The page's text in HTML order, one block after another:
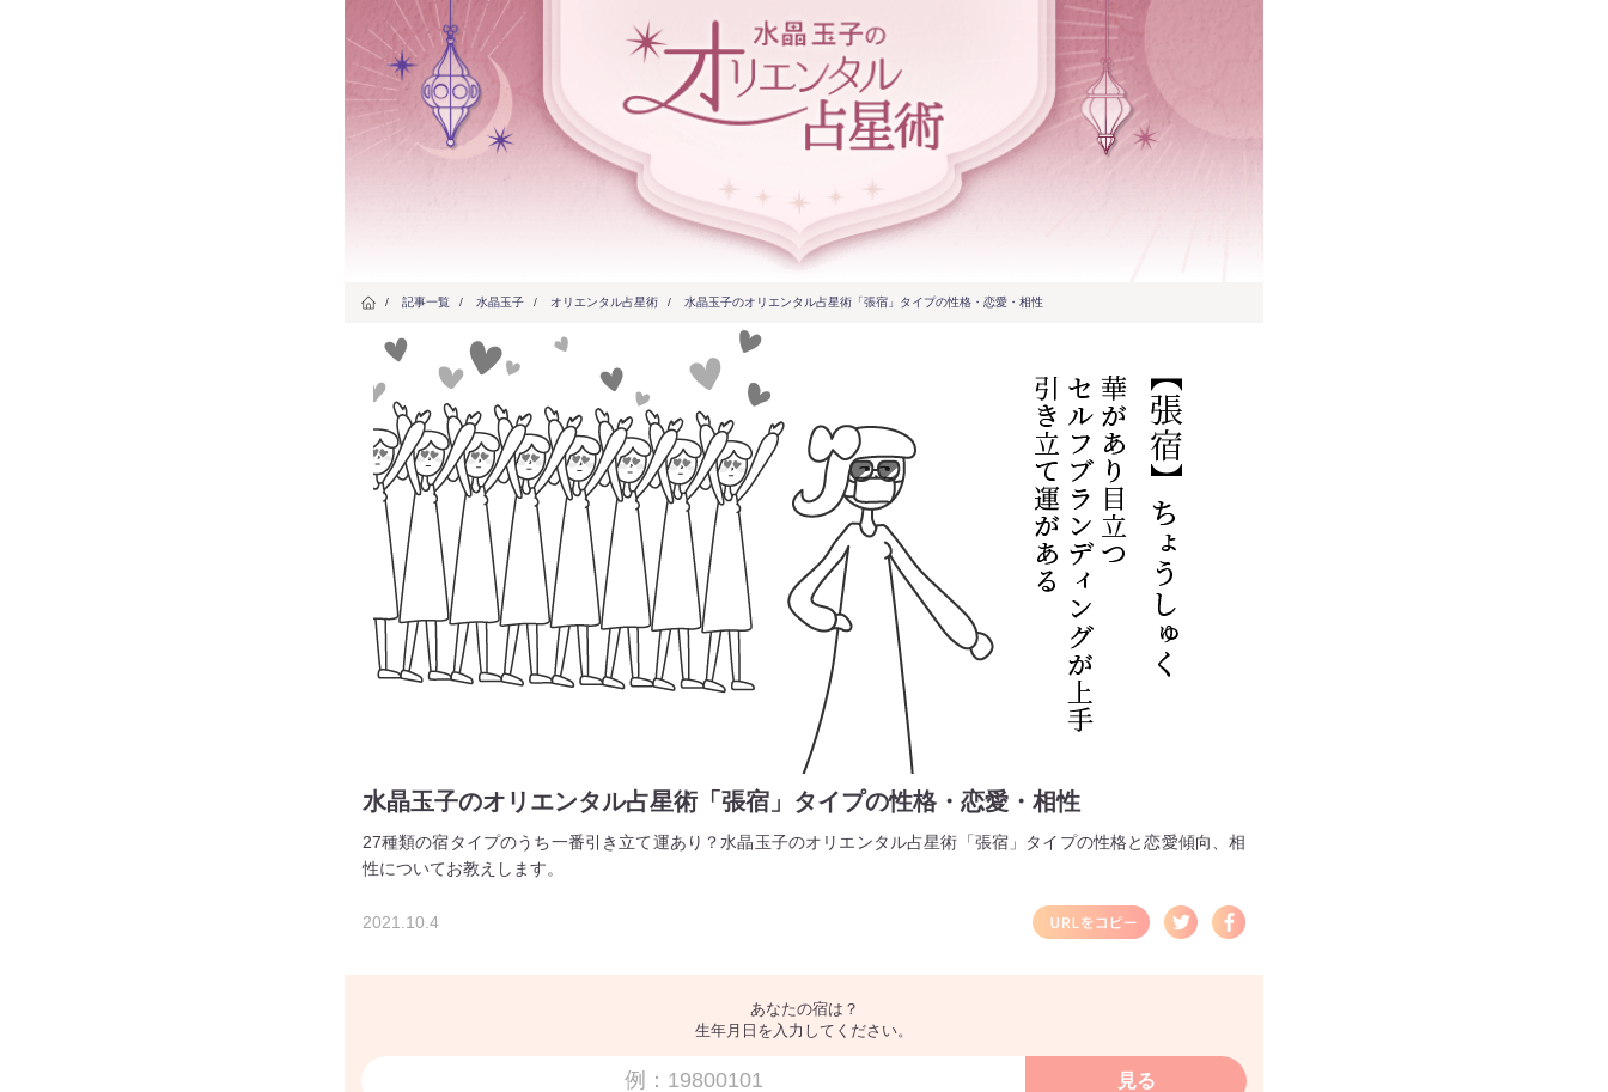
/ 記事一覧 / 水晶玉子 / オリエンタル占星術 / 水晶玉子のオリエンタル占星術「張宿」タイプの性格・恋愛・相性
水晶玉子のオリエンタル占星術「張宿」タイプの性格・恋愛・相性
27種類の宿タイプのうち一番引き立て運あり？水晶玉子のオリエンタル占星術「張宿」タイプの性格と恋愛傾向、相
性についてお教えします。
2021.10.4
あなたの宿は？
生年月日を入力してください。
見る